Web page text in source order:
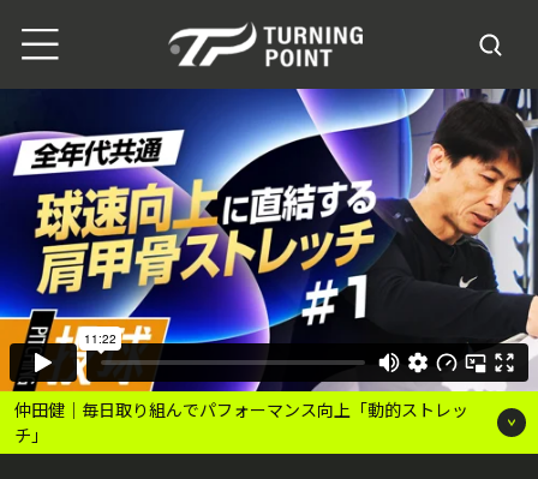
仲田健｜毎日取り組んでパフォーマンス向上「動的ストレッ
チ」